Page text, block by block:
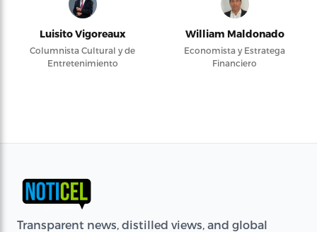
Luisito Vigoreaux
Columnista Cultural y de
Entretenimiento
William Maldonado
Economista y Estratega
Financiero
Transparent news, distilled views, and global